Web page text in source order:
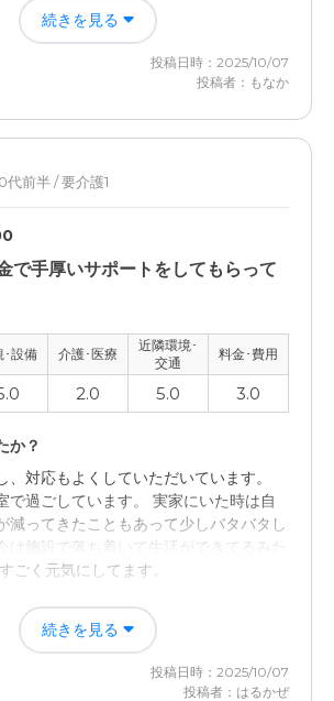
評価
見せてもらいました。建物もきれいです
っかり説明がしっかりしていました。
他入居者の雰囲気について
ることとか、その辺も予定組んでやっ
。定期的にお医者様に診てもらってい
みすぎ飲み忘れがなく安心してます。
について
います。 予約は必要で、面会時間は30
れています。 部屋に入ることはできな
に応接室のようなところに本人を連れて
続きを見る
投稿日時：2025/10/07
投稿者：もなか
代前半 / 要介護1
で手厚いサポートをしてもらって
･設備 介護･医療
近隣環境･
交通
料金･費用
2.0 5.0 3.0
か？
、対応もよくしていただいています。
で過ごしています。 実家にいた時は自
減ってきたこともあって少しバタバタし
は施設で落ち着いて生活ができてるみた
ごく元気にしてます。
評価
せんが、お部屋はみることができて施設
ったなと思いました。
続きを見る
投稿日時：2025/10/07
投稿者：はるかぜ